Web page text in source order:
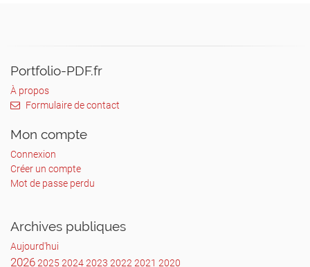
Portfolio-PDF.fr
À propos
Formulaire de contact
Mon compte
Connexion
Créer un compte
Mot de passe perdu
Archives publiques
Aujourd'hui
20262025 20242023 2022 2021 2020